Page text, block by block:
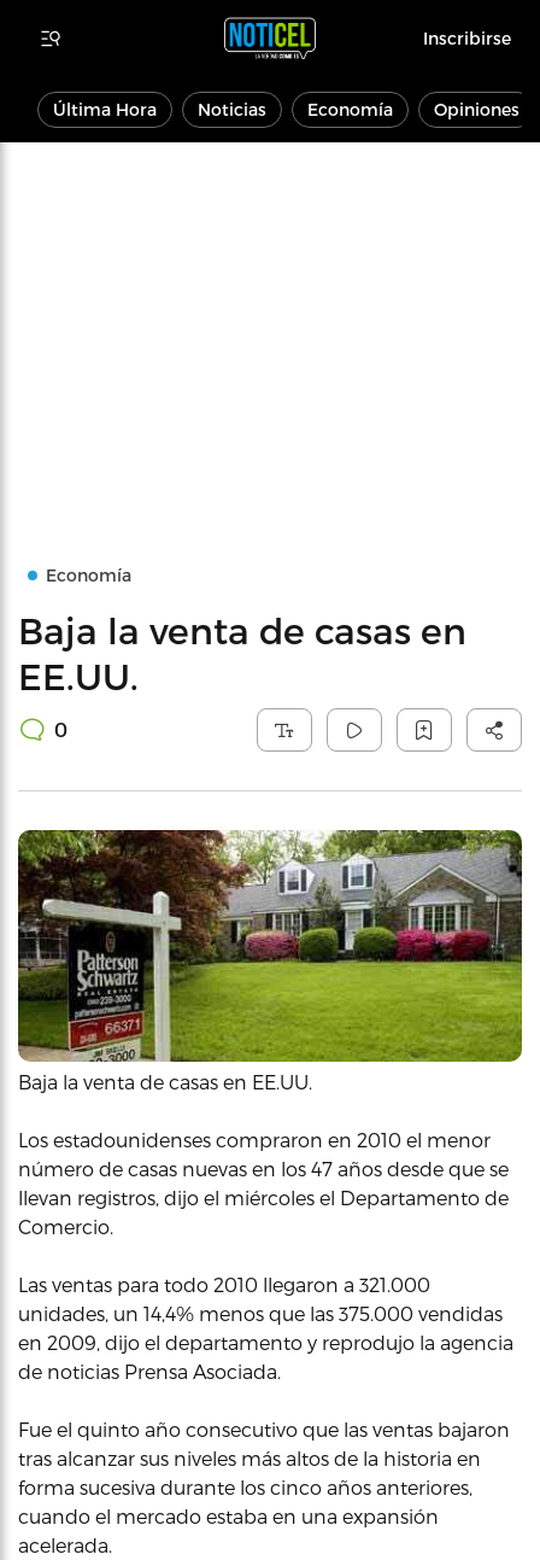
Inscribirse
Última Hora Noticias Economía Opiniones
Economía
Baja la venta de casas en
EE.UU.
0
Baja la venta de casas en EE.UU.
Los estadounidenses compraron en 2010 el menor
número de casas nuevas en los 47 años desde que se
llevan registros, dijo el miércoles el Departamento de
Comercio.
Las ventas para todo 2010 llegaron a 321.000
unidades, un 14,4% menos que las 375.000 vendidas
en 2009, dijo el departamento y reprodujo la agencia
de noticias Prensa Asociada.
Fue el quinto año consecutivo que las ventas bajaron
tras alcanzar sus niveles más altos de la historia en
forma sucesiva durante los cinco años anteriores,
cuando el mercado estaba en una expansión
acelerada.